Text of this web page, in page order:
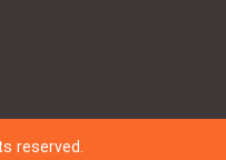
reserved.